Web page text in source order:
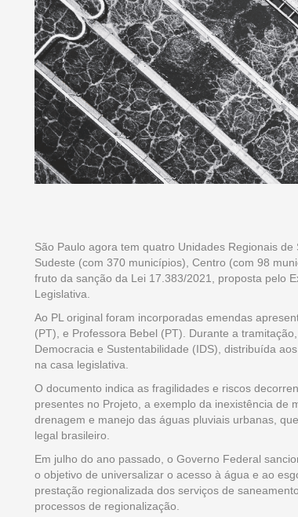
São Paulo agora tem quatro Unidades Regionais
Sudeste (com 370 municípios), Centro (com 98
fruto da sanção da Lei 17.383/2021, proposta pelo
Legislativa.
Ao PL original foram incorporadas emendas
(PT), e Professora Bebel (PT). Durante a
Democracia e Sustentabilidade (IDS), distribuída
na casa legislativa.
O documento indica as fragilidades e riscos
presentes no Projeto, a exemplo da inexistência de
drenagem e manejo das águas pluviais urbanas,
legal brasileiro.
Em julho do ano passado, o Governo Federal
o objetivo de universalizar o acesso à água e ao
prestação regionalizada dos serviços de
processos de regionalização.